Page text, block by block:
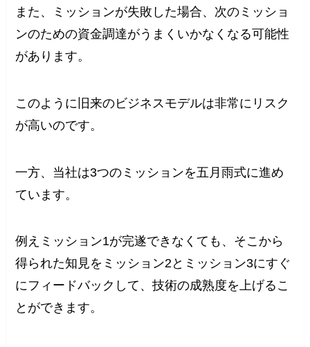
また、ミッションが失敗した場合、次のミッショ
ンのための資金調達がうまくいかなくなる可能性
があります。
このように旧来のビジネスモデルは非常にリスク
が高いのです。
一方、当社は3つのミッションを五月雨式に進め
ています。
例えミッション1が完遂できなくても、そこから
得られた知見をミッション2とミッション3にすぐ
にフィードバックして、技術の成熟度を上げるこ
とができます。